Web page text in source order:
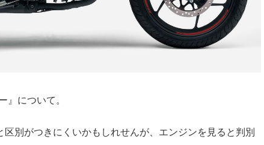
』について。
別がつきにくいかもしれせんが、エンジンを見ると判別